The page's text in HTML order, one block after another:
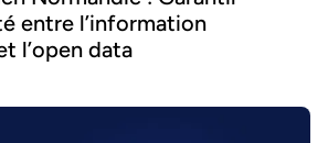
entre l’information
l’open data